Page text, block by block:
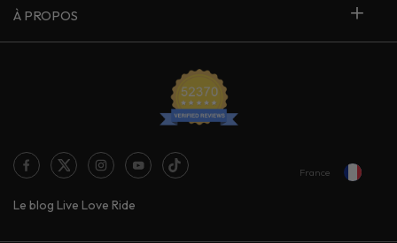
À PROPOS
Le blog Live Love Ride
France